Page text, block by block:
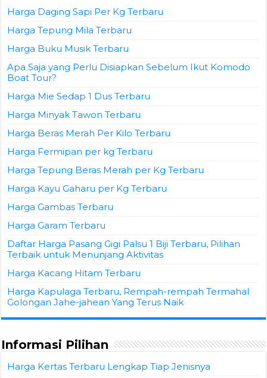
Harga Daging Sapi Per Kg Terbaru
Harga Tepung Mila Terbaru
Harga Buku Musik Terbaru
Apa Saja yang Perlu Disiapkan Sebelum Ikut Komodo
Boat Tour?
Harga Mie Sedap 1 Dus Terbaru
Harga Minyak Tawon Terbaru
Harga Beras Merah Per Kilo Terbaru
Harga Fermipan per kg Terbaru
Harga Tepung Beras Merah per Kg Terbaru
Harga Kayu Gaharu per Kg Terbaru
Harga Gambas Terbaru
Harga Garam Terbaru
Daftar Harga Pasang Gigi Palsu 1 Biji Terbaru, Pilihan
Terbaik untuk Menunjang Aktivitas
Harga Kacang Hitam Terbaru
Harga Kapulaga Terbaru, Rempah-rempah Termahal
Golongan Jahe-jahean Yang Terus Naik
Informasi Pilihan
Harga Kertas Terbaru Lengkap Tiap Jenisnya